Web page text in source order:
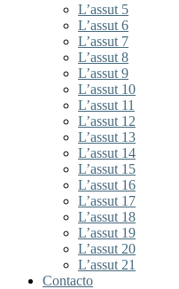
L’assut 5
L’assut 6
L’assut 7
L’assut 8
L’assut 9
L’assut 10
L’assut 11
L’assut 12
L’assut 13
L’assut 14
L’assut 15
L’assut 16
L’assut 17
L’assut 18
L’assut 19
L’assut 20
L’assut 21
Contacto